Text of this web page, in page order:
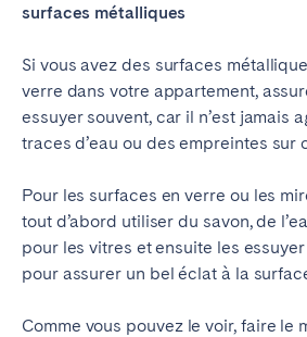
surfaces métalliques
Si vous avez des surfaces
verre dans votre appartement,
essuyer souvent, car il n’est jamais
traces d’eau ou des empreintes sur
Pour les surfaces en verre ou les
tout d’abord utiliser du savon, de
pour les vitres et ensuite les
pour assurer un bel éclat à la
Comme vous pouvez le voir, faire le